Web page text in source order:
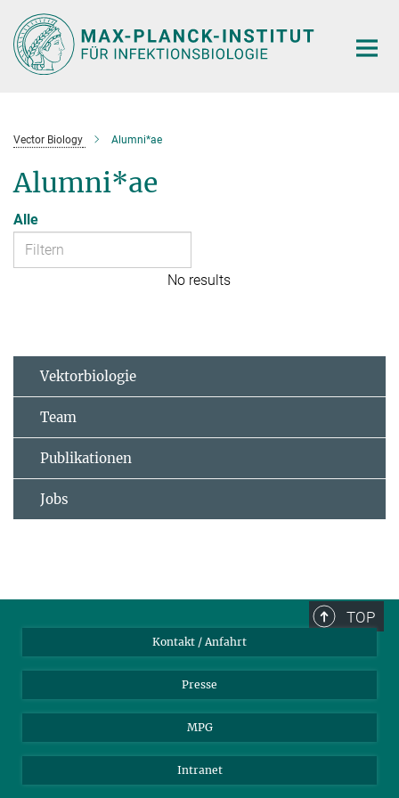
Hauptinhalt
Vector Biology Alumni*ae
Alumni*ae
Alle
No results
Vektorbiologie
Team
Publikationen
Jobs
TOP
Kontakt / Anfahrt
Presse
MPG
Intranet